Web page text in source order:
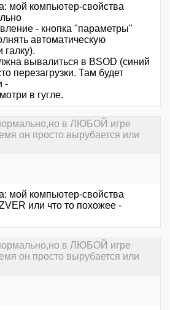
мой компьютер-свойства
- кнопка "параметры"
автоматическую
галку).
вывалиться в BSOD (синий
перезагрузки. Там будет
-
в гугле.
в ЛЮБОЙ игре
он просто вырубается или
мой компьютер-свойства
или что то похожее -
в ЛЮБОЙ игре
он просто вырубается или